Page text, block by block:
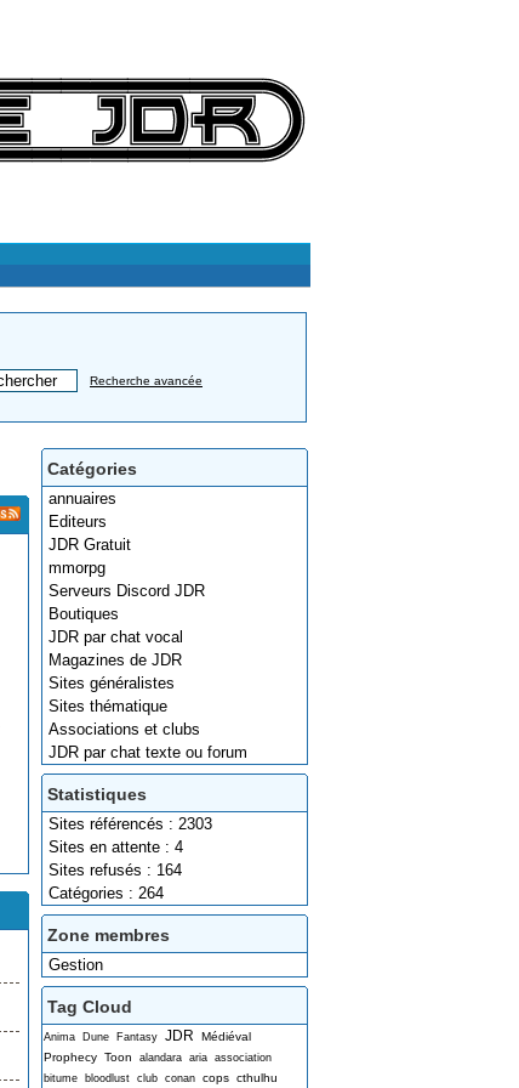
Recherche avancée
Catégories
annuaires
Editeurs
JDR Gratuit
mmorpg
Serveurs Discord JDR
Boutiques
JDR par chat vocal
Magazines de JDR
Sites généralistes
Sites thématique
Associations et clubs
JDR par chat texte ou forum
Statistiques
Sites référencés : 2303
Sites en attente : 4
Sites refusés : 164
Catégories : 264
Zone membres
Gestion
Tag Cloud
Anima Dune Fantasy JDR
Médiéval
Prophecy Toon alandara aria association
bitume
bloodlust club conan cops cthulhu